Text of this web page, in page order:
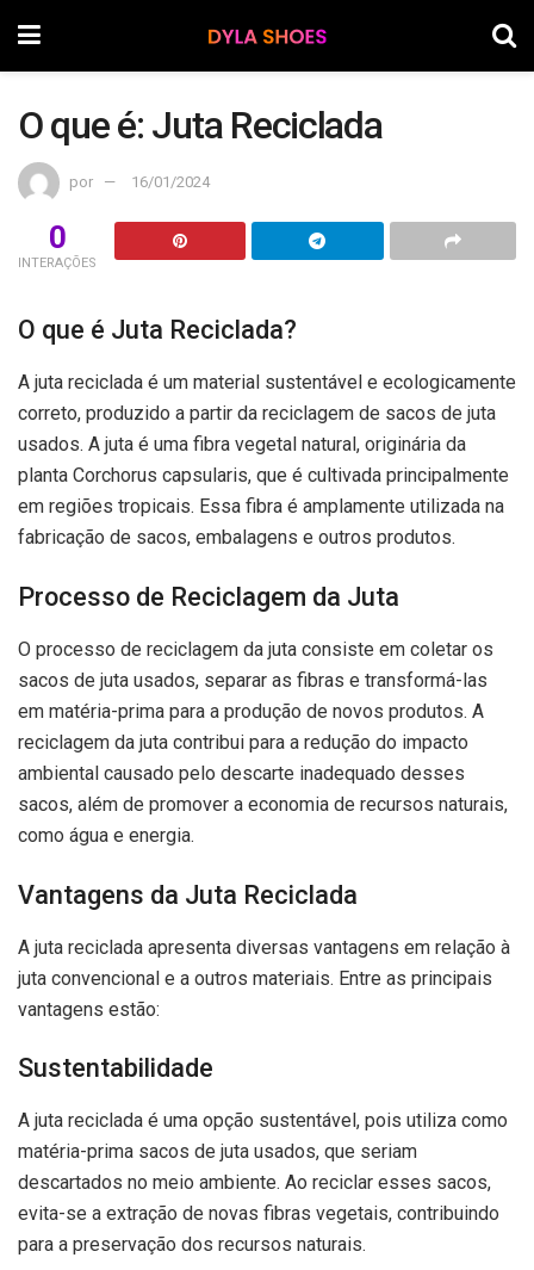
O que é: Juta Reciclada
por 16/01/2024
0
INTERAÇÕES
O que é Juta Reciclada?
A juta reciclada é um material sustentável e ecologicamente
correto, produzido a partir da reciclagem de sacos de juta
usados. A juta é uma fibra vegetal natural, originária da
planta Corchorus capsularis, que é cultivada principalmente
em regiões tropicais. Essa fibra é amplamente utilizada na
fabricação de sacos, embalagens e outros produtos.
Processo de Reciclagem da Juta
O processo de reciclagem da juta consiste em coletar os
sacos de juta usados, separar as fibras e transformá-las
em matéria-prima para a produção de novos produtos. A
reciclagem da juta contribui para a redução do impacto
ambiental causado pelo descarte inadequado desses
sacos, além de promover a economia de recursos naturais,
como água e energia.
Vantagens da Juta Reciclada
A juta reciclada apresenta diversas vantagens em relação à
juta convencional e a outros materiais. Entre as principais
vantagens estão:
Sustentabilidade
A juta reciclada é uma opção sustentável, pois utiliza como
matéria-prima sacos de juta usados, que seriam
descartados no meio ambiente. Ao reciclar esses sacos,
evita-se a extração de novas fibras vegetais, contribuindo
para a preservação dos recursos naturais.